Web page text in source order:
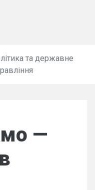
та державне
—